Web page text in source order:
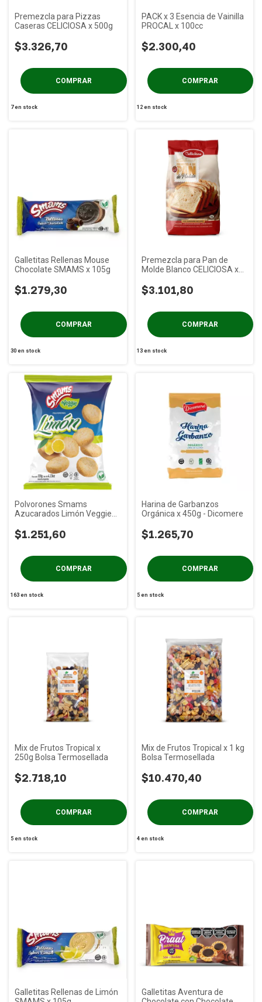
Premezcla para Pizzas
Caseras CELICIOSA x 500g
$3.326,70
7en stock
PACK x 3 Esencia de Vainilla
PROCAL x 100cc
$2.300,40
12 en stock
Galletitas Rellenas Mouse
Chocolate SMAMS x 105g
$1.279,30
30en stock
Premezcla para Pan de
Molde Blanco CELICIOSA x
$3.101,80
13 en stock
Polvorones Smams
Azucarados Limón Veggies
$1.251,60
163en stock
Harina de Garbanzos
Orgánica x 450g - Dicomere
$1.265,70
5 en stock
Mix de Frutos Tropical x
250g Bolsa Termosellada
$2.718,10
5en stock
Mix de Frutos Tropical x 1 kg
Bolsa Termosellada
$10.470,40
4 en stock
Galletitas Rellenas de Limón
Galletitas Aventura de